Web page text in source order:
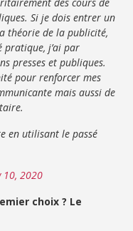
Si je dois entrer un
théorie de la publicité,
pratique, j’ai par
presses et publiques.
pour renforcer mes
mais aussi de
en utilisant le passé
10, 2020
choix ? Le